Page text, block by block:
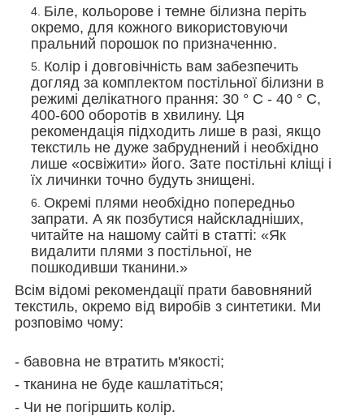
Біле, кольорове і темне білизна періть
окремо, для кожного використовуючи
пральний порошок по призначенню.
Колір і довговічність вам забезпечить
догляд за комплектом постільної білизни в
режимі делікатного прання: 30 ° С - 40 ° С,
400-600 оборотів в хвилину. Ця
рекомендація підходить лише в разі, якщо
текстиль не дуже забруднений і необхідно
лише «освіжити» його. Зате постільні кліщі і
їх личинки точно будуть знищені.
Окремі плями необхідно попередньо
запрати. А як позбутися найскладніших,
читайте на нашому сайті в статті: «Як
видалити плями з постільної, не
пошкодивши тканини.»
Всім відомі рекомендації прати бавовняний
текстиль, окремо від виробів з синтетики. Ми
розповімо чому:
- бавовна не втратить м'якості;
- тканина не буде кашлатіться;
- Чи не погіршить колір.